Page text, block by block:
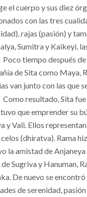
el cuerpo y sus diez
con las tres
rajas (pasión) y
Sumitra y Kaikeyi,
Poco tiempo después
de Sita como Maya,
van junto con las que
Como resultado, Sita
que emprender su
y Vali. Ellos
(dhiratva). Rama
la amistad de
Sugriva y Hanuman,
De nuevo se
de serenidad,